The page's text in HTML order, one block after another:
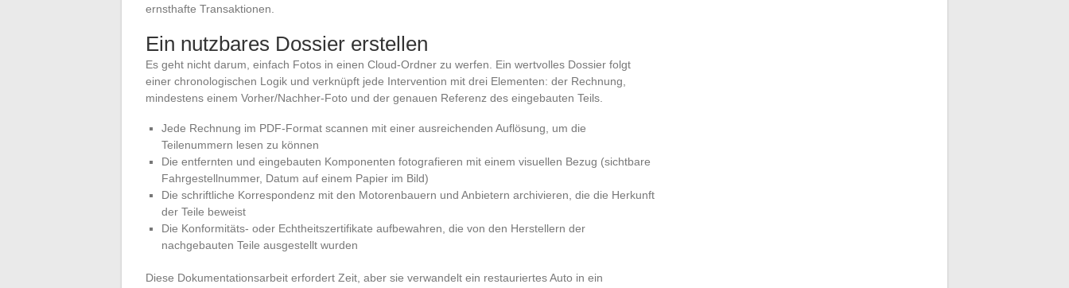
ernsthafte Transaktionen.
Ein nutzbares Dossier erstellen
Es geht nicht darum, einfach Fotos in einen Cloud-Ordner zu werfen. Ein wertvolles Dossier folgt
einer chronologischen Logik und verknüpft jede Intervention mit drei Elementen: der Rechnung,
mindestens einem Vorher/Nachher-Foto und der genauen Referenz des eingebauten Teils.
Jede Rechnung im PDF-Format scannen mit einer ausreichenden Auflösung, um die
Teilenummern lesen zu können
Die entfernten und eingebauten Komponenten fotografieren mit einem visuellen Bezug (sichtbare
Fahrgestellnummer, Datum auf einem Papier im Bild)
Die schriftliche Korrespondenz mit den Motorenbauern und Anbietern archivieren, die die Herkunft
der Teile beweist
Die Konformitäts- oder Echtheitszertifikate aufbewahren, die von den Herstellern der
nachgebauten Teile ausgestellt wurden
Diese Dokumentationsarbeit erfordert Zeit, aber sie verwandelt ein restauriertes Auto in ein